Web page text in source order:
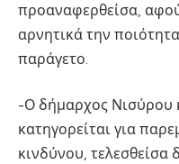
προαναφερθείσα,
αρνητικά την
παράγετο.
-Ο δήμαρχος Νισύρου
κατηγορείται για
κινδύνου, τελεσθείσα